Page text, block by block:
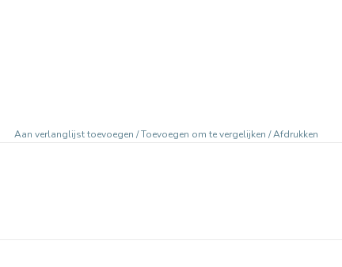
Aan verlanglijst toevoegen /Toevoegen om te vergelijken /Afdrukken